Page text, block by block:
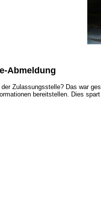
Abmeldung
Zulassungsstelle? Das war
bereitstellen. Dies